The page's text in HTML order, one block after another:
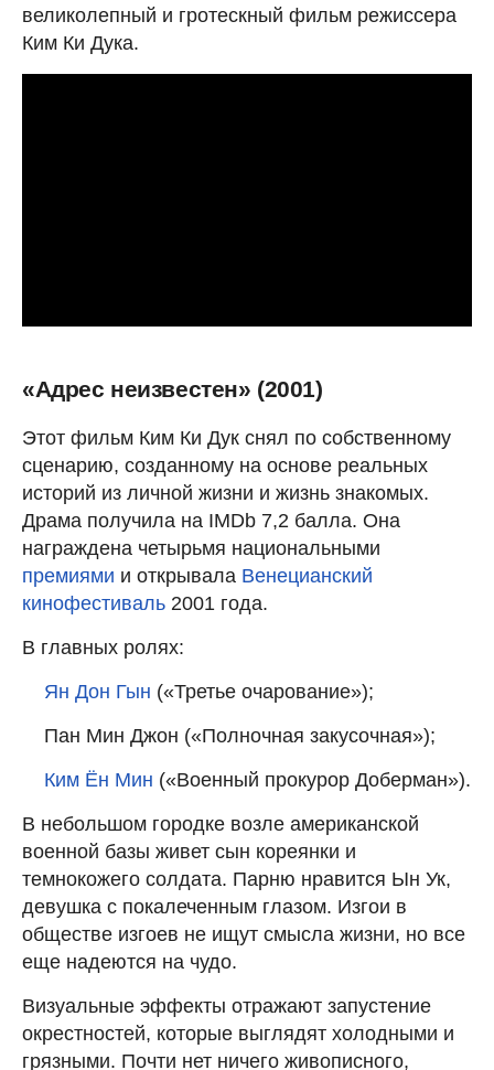
великолепный и гротескный фильм режиссера
Ким Ки Дука.
«Адрес неизвестен» (2001)
Этот фильм Ким Ки Дук снял по собственному
сценарию, созданному на основе реальных
историй из личной жизни и жизнь знакомых.
Драма получила на IMDb 7,2 балла. Она
награждена четырьмя национальными
премиями и открывала Венецианский
кинофестиваль 2001 года.
В главных ролях:
Ян Дон Гын («Третье очарование»);
Пан Мин Джон («Полночная закусочная»);
Ким Ён Мин («Военный прокурор Доберман»).
В небольшом городке возле американской
военной базы живет сын кореянки и
темнокожего солдата. Парню нравится Ын Ук,
девушка с покалеченным глазом. Изгои в
обществе изгоев не ищут смысла жизни, но все
еще надеются на чудо.
Визуальные эффекты отражают запустение
окрестностей, которые выглядят холодными и
грязными. Почти нет ничего живописного,